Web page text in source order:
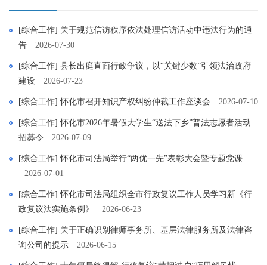
[综合工作] 关于规范信访秩序依法处理信访活动中违法行为的通
告
2026-07-30
[综合工作] 县长出庭直面行政争议，以“关键少数”引领法治政府
建设
2026-07-23
[综合工作] 怀化市召开知识产权纠纷仲裁工作座谈会 2026-07-10
[综合工作] 怀化市2026年暑假大学生“送法下乡”普法志愿者活动
招募令
2026-07-09
[综合工作] 怀化市司法局举行“两优一先”表彰大会暨专题党课
2026-07-01
[综合工作] 怀化市司法局组织全市行政复议工作人员学习新《行
政复议法实施条例》
2026-06-23
[综合工作] 关于正确识别律师事务所、基层法律服务所及法律咨
询公司的提示
2026-06-15